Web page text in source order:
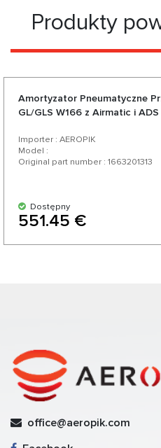
Produkty
Amortyzator Pneumatyczne
GL/GLS W166 z Airmatic i ADS
Importer : AEROPIK
Model :
Original part number : 1663201313
Dostępny
551.45 €
office@aeropik.com